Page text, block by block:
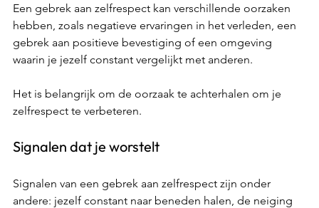
Een gebrek aan zelfrespect kan verschillende oorzaken
hebben, zoals negatieve ervaringen in het verleden, een
gebrek aan positieve bevestiging of een omgeving
waarin je jezelf constant vergelijkt met anderen.
Het is belangrijk om de oorzaak te achterhalen om je
zelfrespect te verbeteren.
Signalen dat je worstelt
Signalen van een gebrek aan zelfrespect zijn onder
andere: jezelf constant naar beneden halen, de neiging